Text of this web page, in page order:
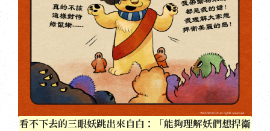
看不下去的三眼妖跳出來自白：「能夠理解妖們想捍衛